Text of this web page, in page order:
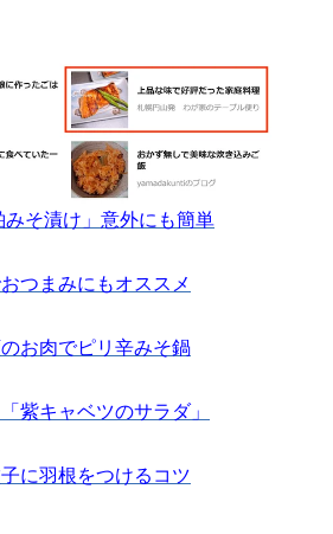
みそ漬け」意外にも簡単
つまみにもオススメ
のお肉でピリ辛みそ鍋
紫キャベツのサラダ」
に羽根をつけるコツ